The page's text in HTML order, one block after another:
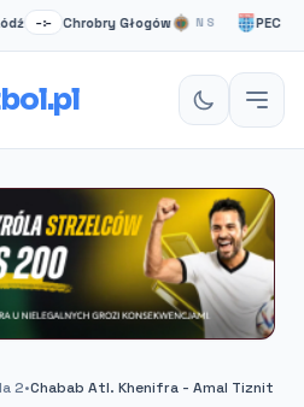
–:– Chrobry Głogów NS PEC
2•Chabab Atl. Khenifra - Amal Tiznit